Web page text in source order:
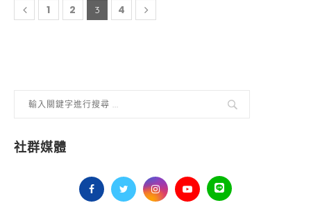
1 2 3 4
社群媒體